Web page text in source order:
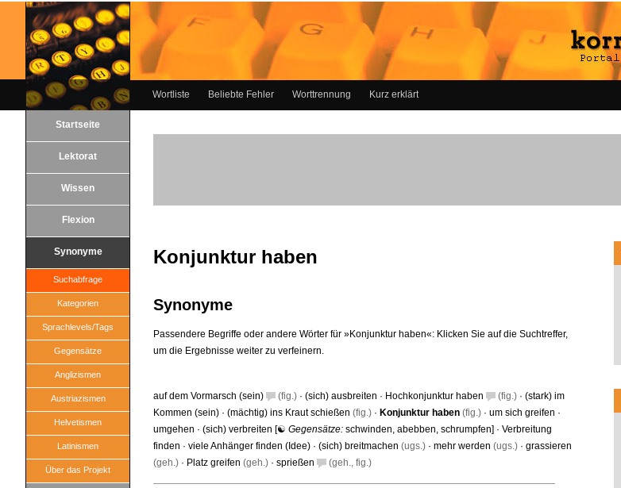
Wortliste Beliebte Fehler Worttrennung Kurz erklärt
Startseite
Lektorat
Wissen
Flexion
Synonyme
Suchabfrage
Kategorien
Sprachlevels/Tags
Gegensätze
Anglizismen
Austriazismen
Helvetismen
Latinismen
Über das Projekt
Konjunktur haben
Synonyme
Passendere Begriffe oder andere Wörter für »Konjunktur haben«: Klicken Sie auf die Suchtreffer,
um die Ergebnisse weiter zu verfeinern.
auf dem Vormarsch (sein) (fig.) · (sich) ausbreiten · Hochkonjunktur haben (fig.) · (stark) im
Kommen (sein) · (mächtig) ins Kraut schießen (fig.) · Konjunktur haben (fig.) · um sich greifen ·
umgehen · (sich) verbreiten [☯ Gegensätze: schwinden, abebben, schrumpfen] · Verbreitung
finden · viele Anhänger finden (Idee) · (sich) breitmachen (ugs.) · mehr werden (ugs.) · grassieren
(geh.) · Platz greifen (geh.) · sprießen (geh., fig.)